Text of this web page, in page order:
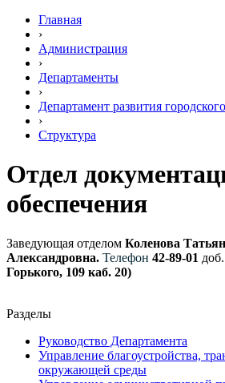
Главная
›
Администрация
›
Департаменты
›
Департамент развития
›
Структура
Отдел
обеспечения
Заведующая отделом Коленова
Александровна. Телефон 42-89-01
Горького, 109 каб. 20)
Разделы
Руководство Департамента
Управление благоустройства,
окружающей среды